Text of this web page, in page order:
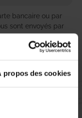
propos des cookies
bancaire ou par
sont envoyés par